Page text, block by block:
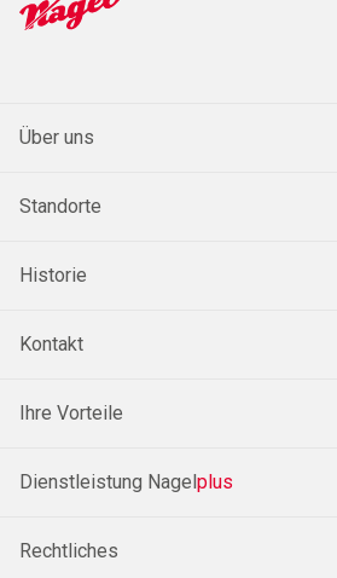
Über uns
Standorte
Historie
Kontakt
Ihre Vorteile
Dienstleistung Nagelplus
Rechtliches